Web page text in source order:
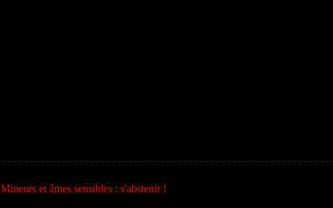
Mineurs et âmes sensibles : s'abstenir !